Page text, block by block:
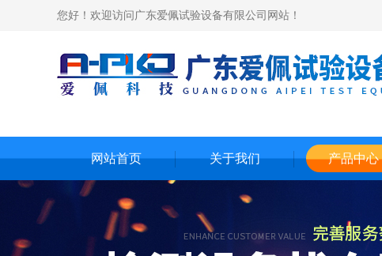
您好！欢迎访问广东爱佩试验设备有限公司网站！
网站首页 关于我们 产品中心